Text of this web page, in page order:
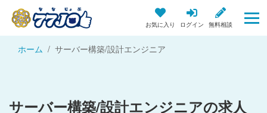
お気に入り ログイン 無料相談
ホーム サーバー構築/設計エンジニア
サーバー構築/設計エンジニアの求人